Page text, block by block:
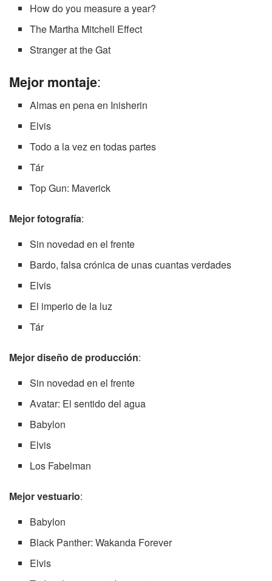
How do you measure a year?
The Martha Mitchell Effect
Stranger at the Gat
Mejor montaje:
Almas en pena en Inisherin
Elvis
Todo a la vez en todas partes
Tár
Top Gun: Maverick
Mejor fotografía:
Sin novedad en el frente
Bardo, falsa crónica de unas cuantas verdades
Elvis
El imperio de la luz
Tár
Mejor diseño de producción:
Sin novedad en el frente
Avatar: El sentido del agua
Babylon
Elvis
Los Fabelman
Mejor vestuario:
Babylon
Black Panther: Wakanda Forever
Elvis